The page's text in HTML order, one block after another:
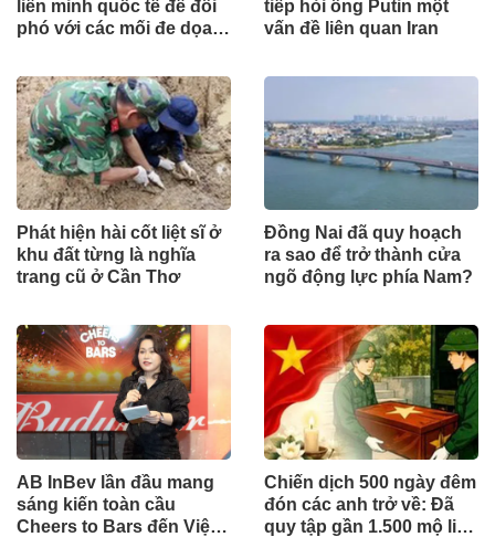
liên minh quốc tế để đối
phó với các mối đe dọa
tiếp hỏi ông Putin một
vấn đề liên quan Iran
Phát hiện hài cốt liệt sĩ ở
khu đất từng là nghĩa
trang cũ ở Cần Thơ
Đồng Nai đã quy hoạch
ra sao để trở thành cửa
ngõ động lực phía Nam?
AB InBev lần đầu mang
sáng kiến toàn cầu
Cheers to Bars đến Việt
Chiến dịch 500 ngày đêm
đón các anh trở về: Đã
quy tập gần 1.500 mộ liệt